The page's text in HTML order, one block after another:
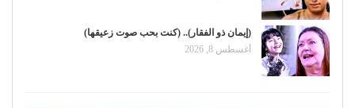
(إيمان ذو الفقار).. (كنت بحب صوت زعيقها)
أغسطس 8, 2026